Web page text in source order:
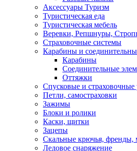
Аксессуары Туризм
Туристическая еда
Туристическая мебель
Веревки, Репшнуры,
Страховочные системы
Карабины и
Карабины
Соединительные
Оттяжки
Спусковые и страховочные
Петли, самостраховки
Зажимы
Блоки и ролики
Каски, щитки
Зацепы
Скальные крючья, френды,
Ледовое снаряжение